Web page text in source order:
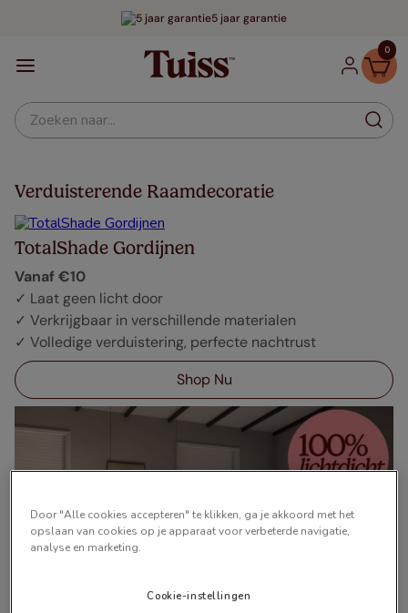
5 jaar garantie
0
Zoeken naar...
Verduisterende Raamdecoratie
TotalShade Gordijnen
Vanaf €10
✓ Laat geen licht door
✓ Verkrijgbaar in verschillende materialen
✓ Volledige verduistering, perfecte nachtrust
Shop Nu
Door "Alle cookies accepteren" te klikken, ga je akkoord met het
opslaan van cookies op je apparaat voor verbeterde navigatie,
analyse en marketing.
Cookie-instellingen